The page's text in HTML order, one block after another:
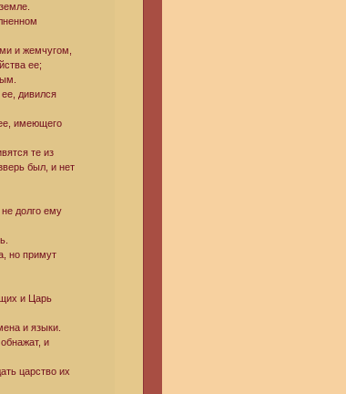
и жемчугом,
ее;
дивился
имеющего
те из
был, и нет
долго ему
но примут
и Царь
и языки.
и
царство их